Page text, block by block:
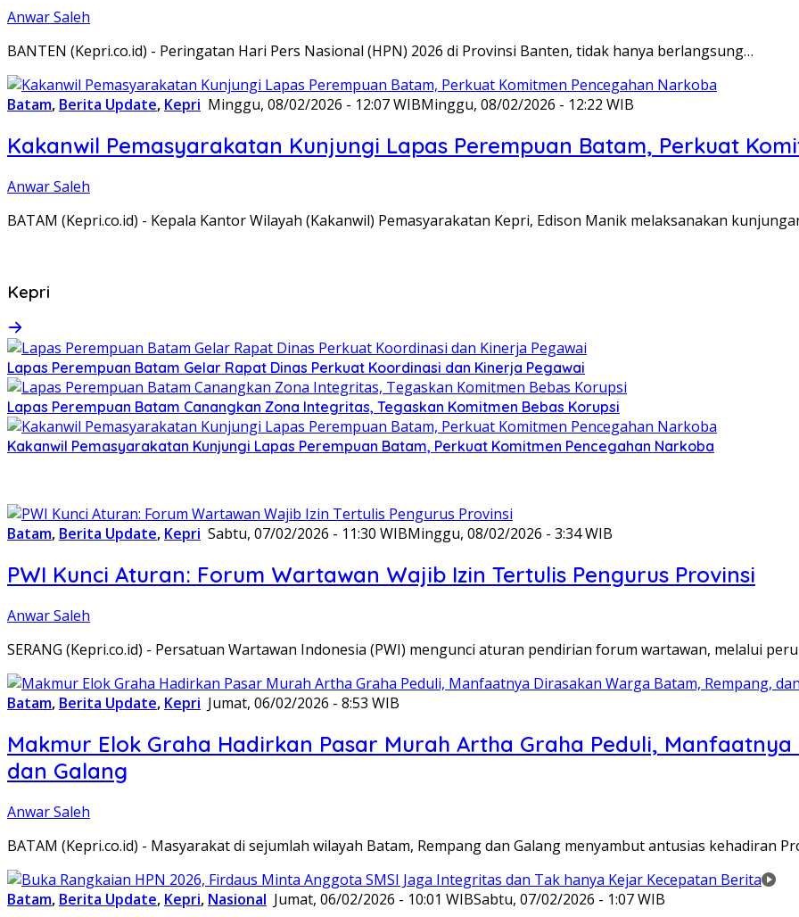
Anwar Saleh
BANTEN (Kepri.co.id) - Peringatan Hari Pers Nasional (HPN) 2026 di Provinsi Banten, tidak hanya berlangsung…
Batam, Berita Update, Kepri Minggu, 08/02/2026 - 12:07 WIBMinggu, 08/02/2026 - 12:22 WIB
Kakanwil Pemasyarakatan Kunjungi Lapas Perempuan Batam, Perkuat
Anwar Saleh
BATAM (Kepri.co.id) - Kepala Kantor Wilayah (Kakanwil) Pemasyarakatan Kepri, Edison Manik melaksanakan
Kepri
Lapas Perempuan Batam Gelar Rapat Dinas Perkuat Koordinasi dan Kinerja Pegawai
Lapas Perempuan Batam Canangkan Zona Integritas, Tegaskan Komitmen Bebas Korupsi
Kakanwil Pemasyarakatan Kunjungi Lapas Perempuan Batam, Perkuat Komitmen Pencegahan Narkoba
Batam, Berita Update, Kepri Sabtu, 07/02/2026 - 11:30 WIBMinggu, 08/02/2026 - 3:34 WIB
PWI Kunci Aturan: Forum Wartawan Wajib Izin Tertulis Pengurus Provinsi
Anwar Saleh
SERANG (Kepri.co.id) - Persatuan Wartawan Indonesia (PWI) mengunci aturan pendirian forum wartawan, melalui
Batam, Berita Update, Kepri Jumat, 06/02/2026 - 8:53 WIB
Makmur Elok Graha Hadirkan Pasar Murah Artha Graha Peduli,
dan Galang
Anwar Saleh
BATAM (Kepri.co.id) - Masyarakat di sejumlah wilayah Batam, Rempang dan Galang menyambut antusias kehadiran
Batam, Berita Update, Kepri, Nasional Jumat, 06/02/2026 - 10:01 WIBSabtu, 07/02/2026 - 1:07 WIB